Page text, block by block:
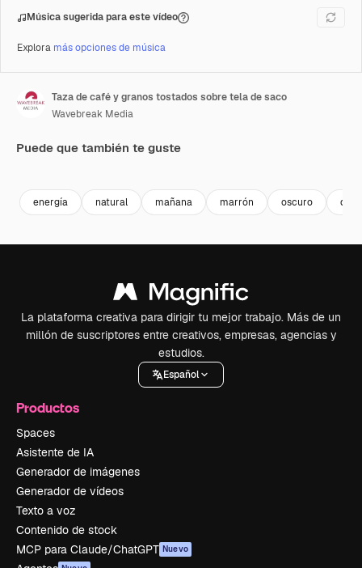
Música sugerida para este vídeo
Explora más opciones de música
Taza de café y granos tostados sobre tela de saco
Wavebreak Media
Puede que también te guste
energía natural mañana marrón oscuro
La plataforma creativa para dirigir tu mejor trabajo. Más de un
millón de suscriptores entre creativos, empresas, agencias y
estudios.
Español
Productos
Spaces
Asistente de IA
Generador de imágenes
Generador de vídeos
Texto a voz
Contenido de stock
MCP para Claude/ChatGPT Nuevo